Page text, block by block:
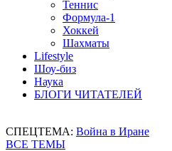
Теннис
Формула-1
Хоккей
Шахматы
Lifestyle
Шоу-биз
Наука
БЛОГИ ЧИТАТЕЛЕЙ
СПЕЦТЕМА: Война в Иране
ВСЕ ТЕМЫ